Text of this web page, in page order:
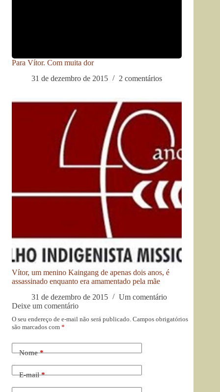
Para Vítor. Com muita dor
31 de dezembro de 2015
2 comentários
Vítor, um menino Kaingang de apenas dois anos, é
assassinado enquanto era amamentado pela mãe
31 de dezembro de 2015
Um comentário
Deixe um comentário
O seu endereço de e-mail não será publicado. Campos obrigatórios
são marcados com *
Nome*
E-mail*